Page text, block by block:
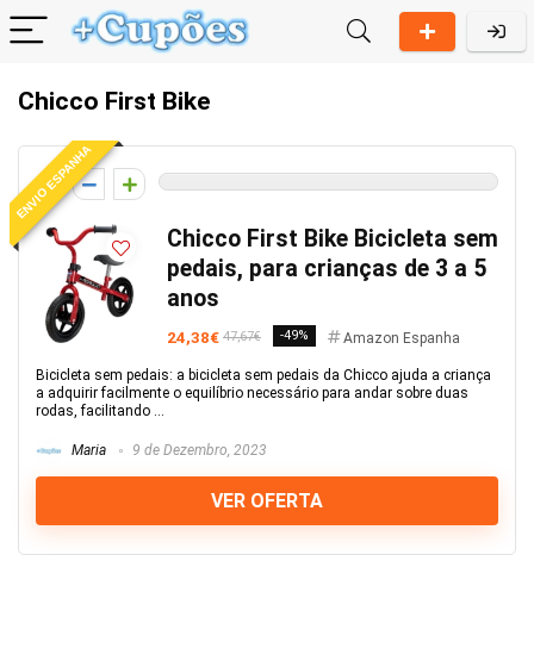
Chicco First Bike
ENVIO ESPANHA
0
Chicco First Bike Bicicleta sem
pedais, para crianças de 3 a 5
anos
24,38€ 47,67€ -49% Amazon Espanha
Bicicleta sem pedais: a bicicleta sem pedais da Chicco ajuda a criança
a adquirir facilmente o equilíbrio necessário para andar sobre duas
rodas, facilitando ...
Maria 9 de Dezembro, 2023
VER OFERTA